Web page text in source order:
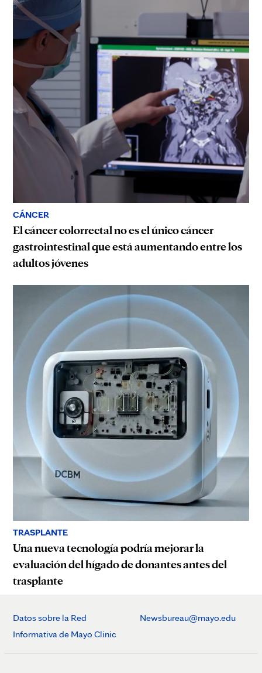
CÁNCER
El cáncer colorrectal no es el único cáncer
gastrointestinal que está aumentando entre los
adultos jóvenes
TRASPLANTE
Una nueva tecnología podría mejorar la
evaluación del hígado de donantes antes del
trasplante
Datos sobre la Red
Informativa de Mayo Clinic
Newsbureau@mayo.edu